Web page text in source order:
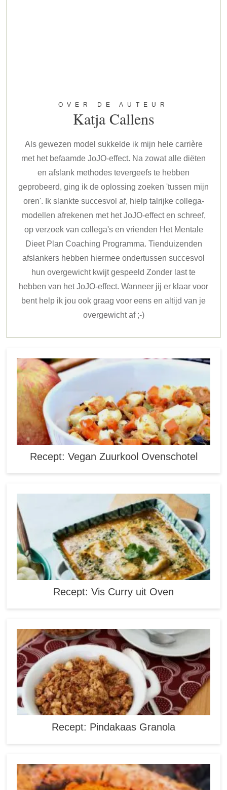
OVER DE AUTEUR
Katja Callens
Als gewezen model sukkelde ik mijn hele carrière
met het befaamde JoJO-effect. Na zowat alle diëten
en afslank methodes tevergeefs te hebben
geprobeerd, ging ik de oplossing zoeken 'tussen mijn
oren'. Ik slankte succesvol af, hielp talrijke collega-
modellen afrekenen met het JoJO-effect en schreef,
op verzoek van collega's en vrienden Het Mentale
Dieet Plan Coaching Programma. Tienduizenden
afslankers hebben hiermee ondertussen succesvol
hun overgewicht kwijt gespeeld Zonder last te
hebben van het JoJO-effect. Wanneer jij er klaar voor
bent help ik jou ook graag voor eens en altijd van je
overgewicht af ;-)
Recept: Vegan Zuurkool Ovenschotel
Recept: Vis Curry uit Oven
Recept: Pindakaas Granola